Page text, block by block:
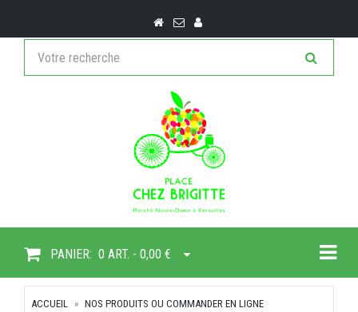
PANIER: 0 ART. - 0,00 €
ACCUEIL
NOS PRODUITS OU COMMANDER EN LIGNE